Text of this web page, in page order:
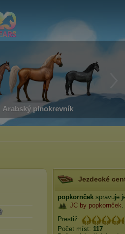
Arabský plnokrevník
Jezdecké
popkornček spravuje
JC by popkornček.
Prestiž:
Počet míst: 117